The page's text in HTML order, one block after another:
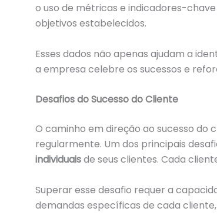
o uso de métricas e indicadores-
objetivos estabelecidos.
Esses dados não apenas ajudam a
a empresa celebre os sucessos e
Desafios do Sucesso do Cliente
O caminho em direção ao sucesso
regularmente. Um dos principais
individuaisde seus clientes. Cada
Superar esse desafio requer a
demandas específicas de cada